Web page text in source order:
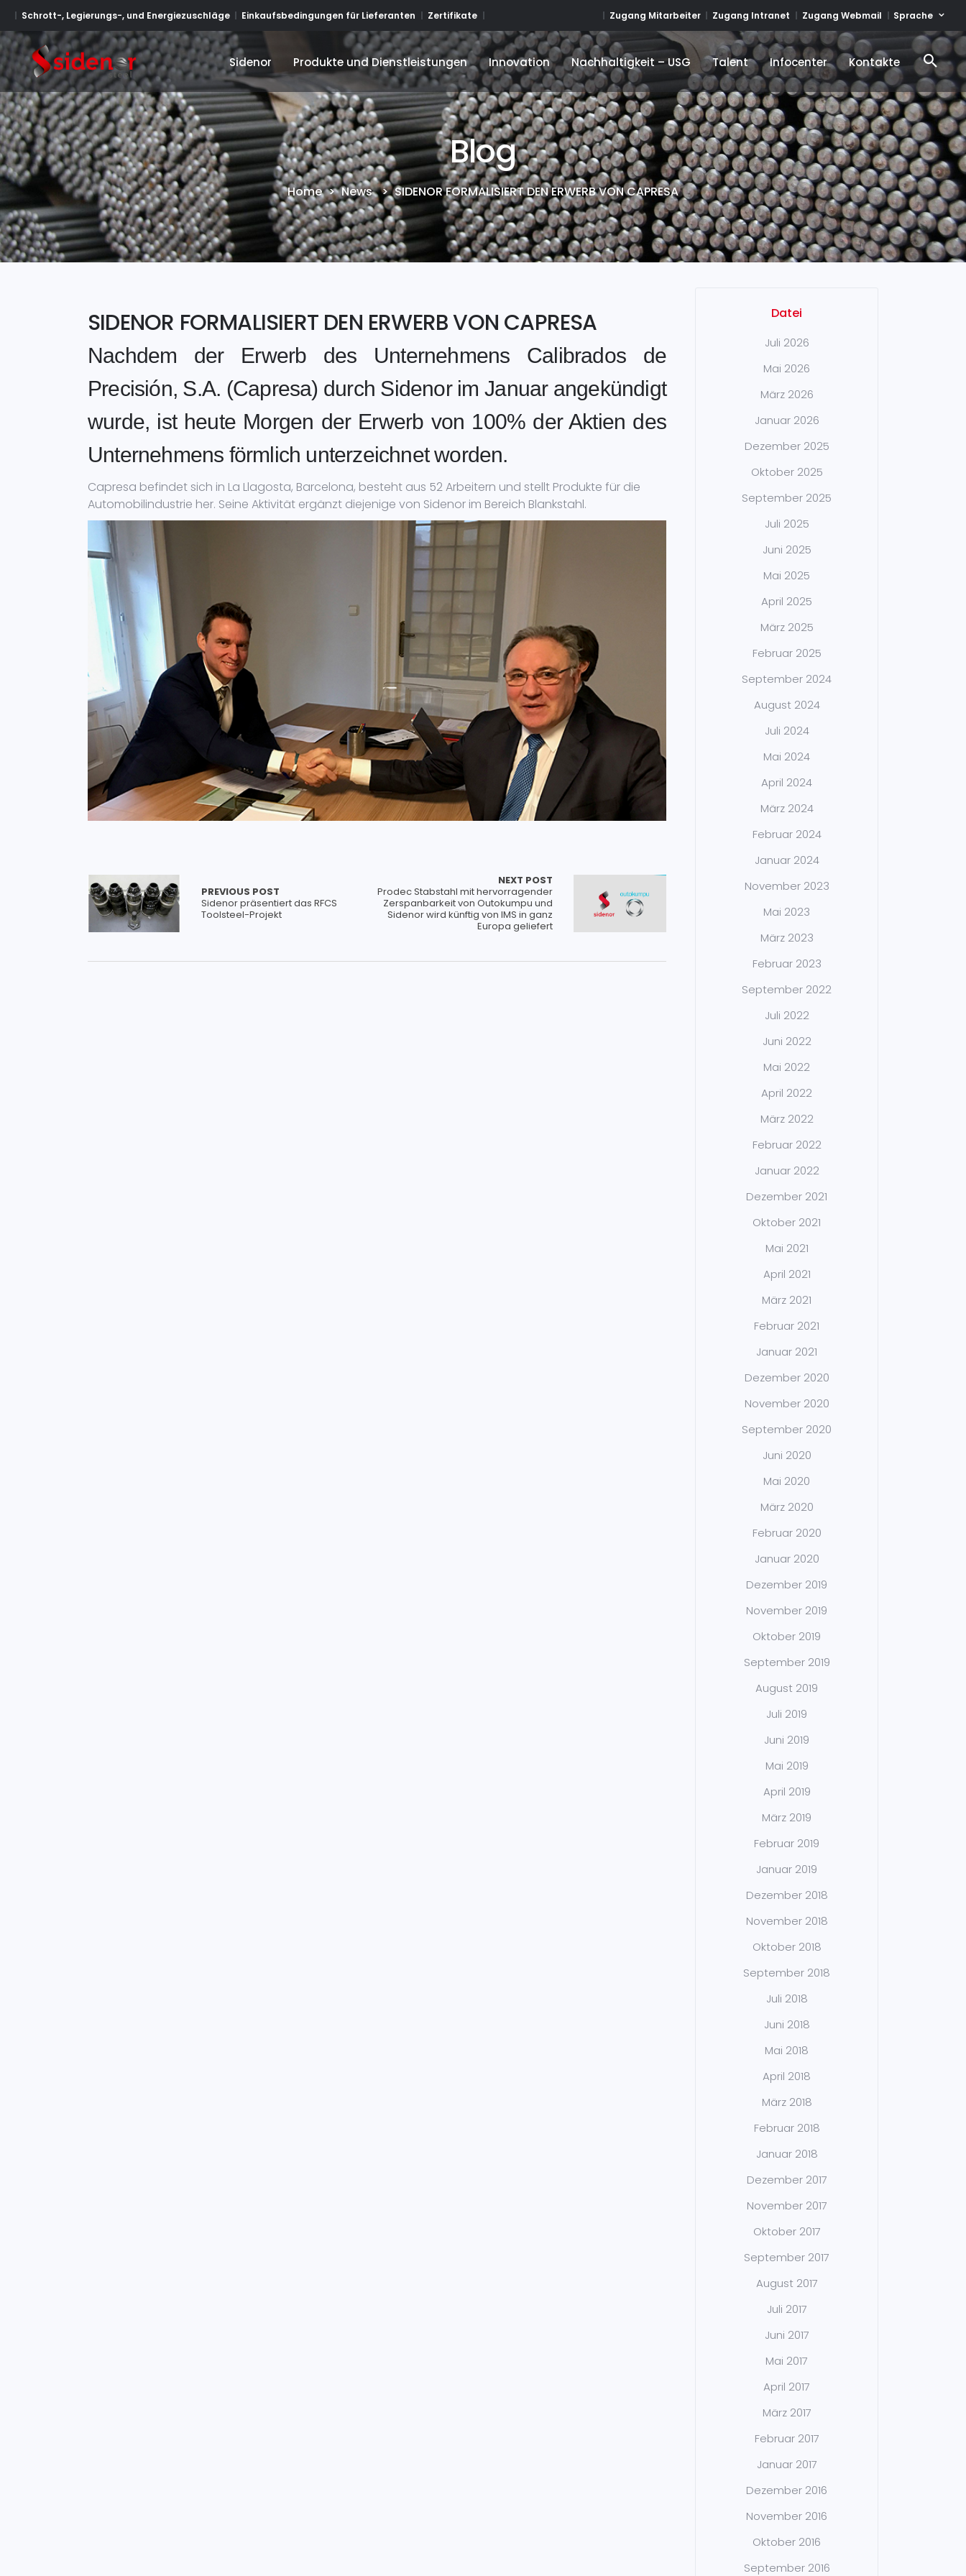
Schrott-, Legierungs-, und Energiezuschläge Einkaufsbedingungen für Lieferanten Zertifikate Zugang Mitarbeiter Zugang Intranet Zugang Webmail Sprache
Sidenor
Sidenor
Produkte und Dienstleistungen
Produkte und Dienstleistungen
Innovation
Innovation
Nachhaltigkeit – USG
Nachhaltigkeit – USG
Talent
Talent
Infocenter
Infocenter
Kontakte
Kontakte
Blog
Home > News > SIDENOR FORMALISIERT DEN ERWERB VON CAPRESA
SIDENOR FORMALISIERT DEN ERWERB VON CAPRESA
Nachdem der Erwerb des Unternehmens Calibrados de
Precisión, S.A. (Capresa) durch Sidenor im Januar angekündigt
wurde, ist heute Morgen der Erwerb von 100% der Aktien des
Unternehmens förmlich unterzeichnet worden.
Capresa befindet sich in La Llagosta, Barcelona, besteht aus 52 Arbeitern und stellt Produkte für die
Automobilindustrie her. Seine Aktivität ergänzt diejenige von Sidenor im Bereich Blankstahl.
PREVIOUS POST
Sidenor präsentiert das RFCS
Toolsteel-Projekt
NEXT POST
Prodec Stabstahl mit hervorragender
Zerspanbarkeit von Outokumpu und
Sidenor wird künftig von IMS in ganz
Europa geliefert
Datei
Juli 2026
Mai 2026
März 2026
Januar 2026
Dezember 2025
Oktober 2025
September 2025
Juli 2025
Juni 2025
Mai 2025
April 2025
März 2025
Februar 2025
September 2024
August 2024
Juli 2024
Mai 2024
April 2024
März 2024
Februar 2024
Januar 2024
November 2023
Mai 2023
März 2023
Februar 2023
September 2022
Juli 2022
Juni 2022
Mai 2022
April 2022
März 2022
Februar 2022
Januar 2022
Dezember 2021
Oktober 2021
Mai 2021
April 2021
März 2021
Februar 2021
Januar 2021
Dezember 2020
November 2020
September 2020
Juni 2020
Mai 2020
März 2020
Februar 2020
Januar 2020
Dezember 2019
November 2019
Oktober 2019
September 2019
August 2019
Juli 2019
Juni 2019
Mai 2019
April 2019
März 2019
Februar 2019
Januar 2019
Dezember 2018
November 2018
Oktober 2018
September 2018
Juli 2018
Juni 2018
Mai 2018
April 2018
März 2018
Februar 2018
Januar 2018
Dezember 2017
November 2017
Oktober 2017
September 2017
August 2017
Juli 2017
Juni 2017
Mai 2017
April 2017
März 2017
Februar 2017
Januar 2017
Dezember 2016
November 2016
Oktober 2016
September 2016